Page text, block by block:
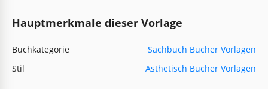
Hauptmerkmale dieser Vorlage
Buchkategorie
Sachbuch Bücher Vorlagen
Stil
Ästhetisch Bücher Vorlagen